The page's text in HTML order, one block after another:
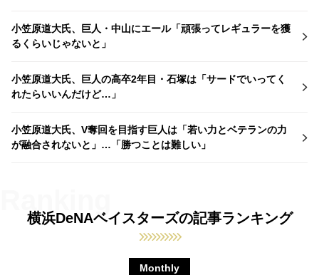
小笠原道大氏、巨人・中山にエール「頑張ってレギュラーを獲
るくらいじゃないと」
小笠原道大氏、巨人の高卒2年目・石塚は「サードでいってく
れたらいいんだけど…」
小笠原道大氏、V奪回を目指す巨人は「若い力とベテランの力
が融合されないと」…「勝つことは難しい」
横浜DeNAベイスターズの記事ランキング
Monthly